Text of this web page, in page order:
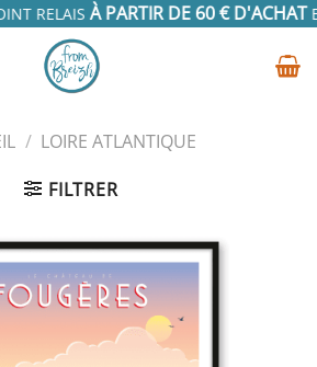
RELAISÀ PARTIR DE 60 € D'ACHAT
/ LOIRE ATLANTIQUE
FILTRER